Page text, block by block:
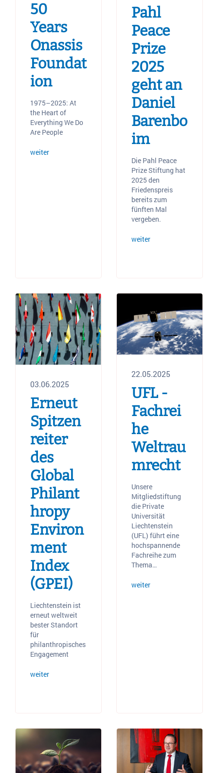
50
Years
Onassis
Foundat
ion
1975–2025: At
the Heart of
Everything We Do
Are People
weiter
Pahl
Peace
Prize
2025
geht an
Daniel
Barenbo
im
Die Pahl Peace
Prize Stiftung hat
2025 den
Friedenspreis
bereits zum
fünften Mal
vergeben.
weiter
03.06.2025
Erneut
Spitzen
reiter
des
Global
Philant
hropy
Environ
ment
Index
(GPEI)
Liechtenstein ist
erneut weltweit
bester Standort
für
philanthropisches
Engagement
weiter
22.05.2025
UFL -
Fachrei
he
Weltrau
mrecht
Unsere
Mitgliedstiftung
die Private
Universität
Liechtenstein
(UFL) führt eine
hochspannende
Fachreihe zum
Thema…
weiter